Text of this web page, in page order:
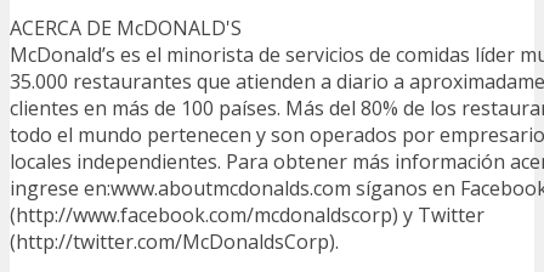
ACERCA DE McDONALD'S
McDonald’s es el minorista de servicios de comidas líder
35.000 restaurantes que atienden a diario a
clientes en más de 100 países. Más del 80% de los
todo el mundo pertenecen y son operados por
locales independientes. Para obtener más información
ingrese en:www.aboutmcdonalds.com síganos en
(http://www.facebook.com/mcdonaldscorp) y Twitter
(http://twitter.com/McDonaldsCorp).